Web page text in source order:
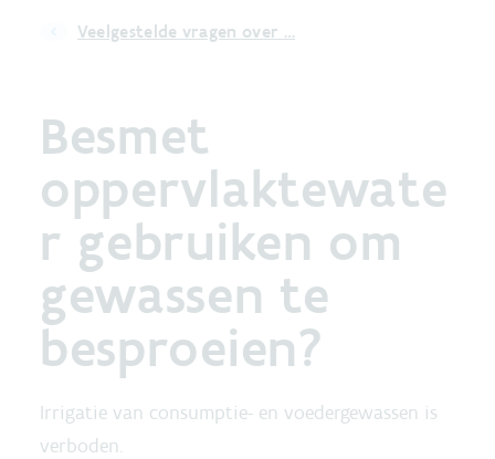
Veelgestelde vragen over …
Besmet
oppervlaktewate
r gebruiken om
gewassen te
besproeien?
Irrigatie van consumptie- en voedergewassen is
verboden.